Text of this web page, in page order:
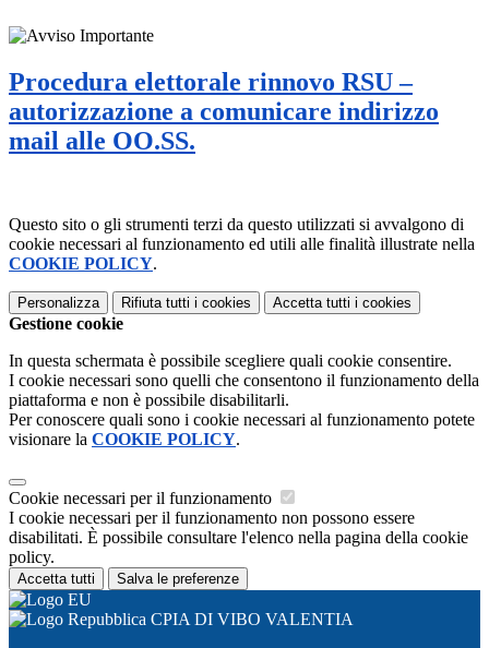
Procedura elettorale rinnovo RSU –
autorizzazione a comunicare indirizzo
mail alle OO.SS.
Questo sito o gli strumenti terzi da questo utilizzati si avvalgono di
cookie necessari al funzionamento ed utili alle finalità illustrate nella
COOKIE POLICY.
Personalizza Rifiuta tutti i cookies Accetta tutti i cookies
Gestione cookie
In questa schermata è possibile scegliere quali cookie consentire.
I cookie necessari sono quelli che consentono il funzionamento della
piattaforma e non è possibile disabilitarli.
Per conoscere quali sono i cookie necessari al funzionamento potete
visionare la COOKIE POLICY.
Cookie necessari per il funzionamento
I cookie necessari per il funzionamento non possono essere
disabilitati. È possibile consultare l'elenco nella pagina della cookie
policy.
Accetta tutti Salva le preferenze
CPIA DI VIBO VALENTIA